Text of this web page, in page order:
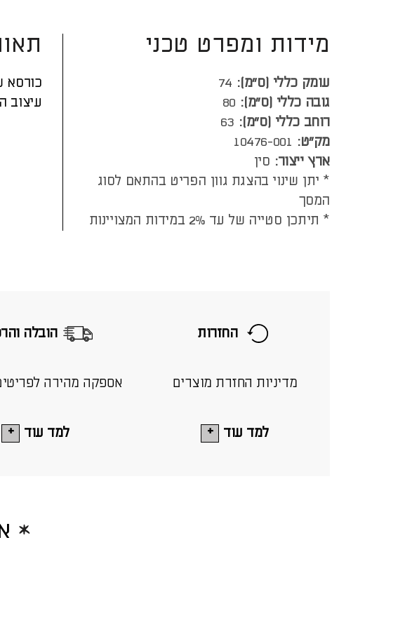
כורסא
עיצוב
מידות ומפרט טכני
עומק כללי (ס”מ): 74
גובה כללי (ס”מ): 80
רוחב כללי (ס”מ): 63
מק"ט: 10476-001
ארץ ייצור: סין
* יתן שינוי בהצגת גוון הפריט בהתאם לסוג
המסך
* תיתכן סטייה של עד 2% במידות המצויינות
הובלה
אספקה מהירה
למד עוד
החזרות
מדיניות החזרת מוצרים
למד עוד